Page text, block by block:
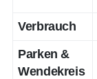
Verbrauch
Parken &
Wendekreis